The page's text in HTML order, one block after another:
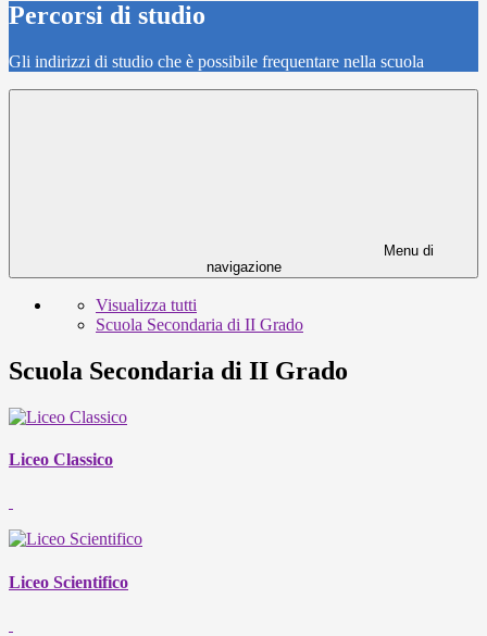
Percorsi di studio
Gli indirizzi di studio che è possibile frequentare nella scuola
Menu di
navigazione
Visualizza tutti
Scuola Secondaria di II Grado
Scuola Secondaria di II Grado
Liceo Classico
Liceo Scientifico